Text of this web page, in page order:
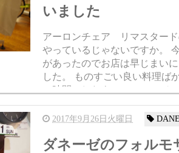
いました
アーロンチェア リマスタード
やっているじゃないですか。 今日レセプション
があったのでお店は早じまい
した。 ものすごい良い料理ばかりですごく楽し
い時間でしたよ。 アーロンチェアのイベントで
すし、ハーマンミラーの人も
2017年9月26日火曜日
ダネーゼのフォルモ